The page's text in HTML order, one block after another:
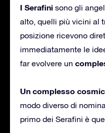
I Serafini sono gli
alto, quelli più vicini al
posizione ricevono
immediatamente le
far evolvere un
Un complesso
modo diverso di
primo dei Serafini è